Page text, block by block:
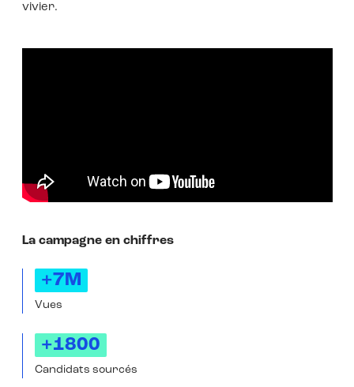
La campagne en chiffres
+7M
Vues
+1800
Candidats sourcés
vivier.